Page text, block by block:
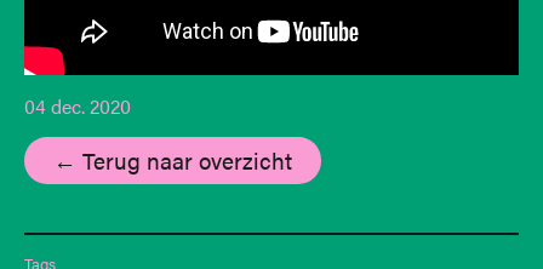
04 dec. 2020
← Terug naar overzicht
Tags